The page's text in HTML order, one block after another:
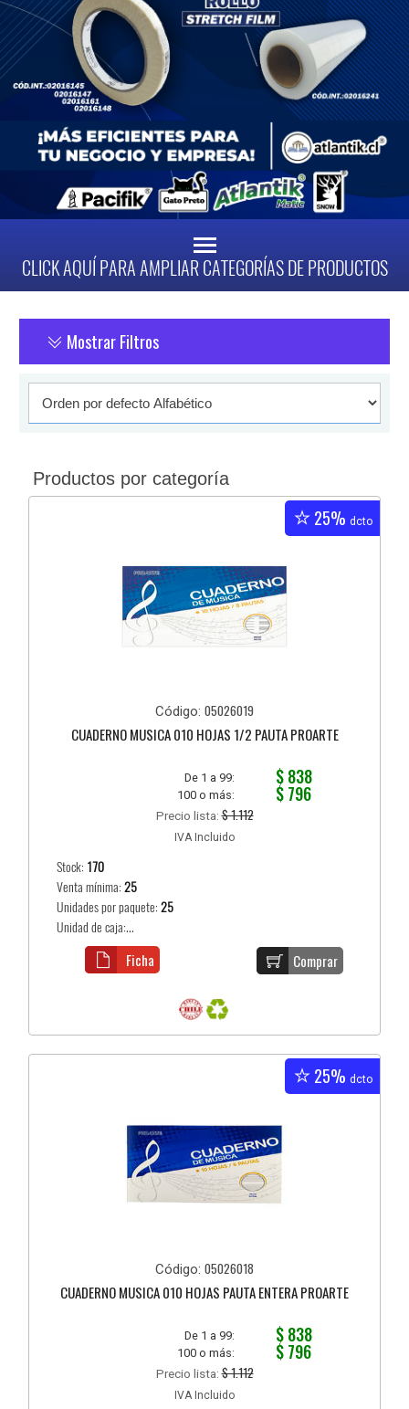
CLICK AQUÍ PARA AMPLIAR CATEGORÍAS DE PRODUCTOS
Mostrar Filtros
Productos por categoría
25% dcto
Código: 05026019
CUADERNO MUSICA 010 HOJAS 1/2 PAUTA PROARTE
De 1 a 99: $ 838
100 o más: $ 796
Precio lista:$ 1.112
IVA Incluido
Stock: 170
Venta mínima:25
Unidades por paquete:25
Unidad de caja:...
Comprar
Ficha
25% dcto
Código: 05026018
CUADERNO MUSICA 010 HOJAS PAUTA ENTERA PROARTE
De 1 a 99: $ 838
100 o más: $ 796
Precio lista:$ 1.112
IVA Incluido